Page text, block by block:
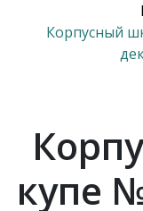
Корпусный
купе